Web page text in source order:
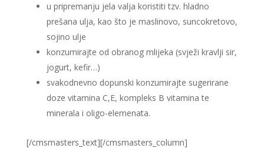
u pripremanju jela valja koristiti tzv. hladno
prešana ulja, kao što je maslinovo, suncokretovo,
sojino ulje
konzumirajte od obranog mlijeka (svježi kravlji sir,
jogurt, kefir…)
svakodnevno dopunski konzumirajte sugerirane
doze vitamina C,E, kompleks B vitamina te
minerala i oligo-elemenata.
[/cmsmasters_text][/cmsmasters_column]